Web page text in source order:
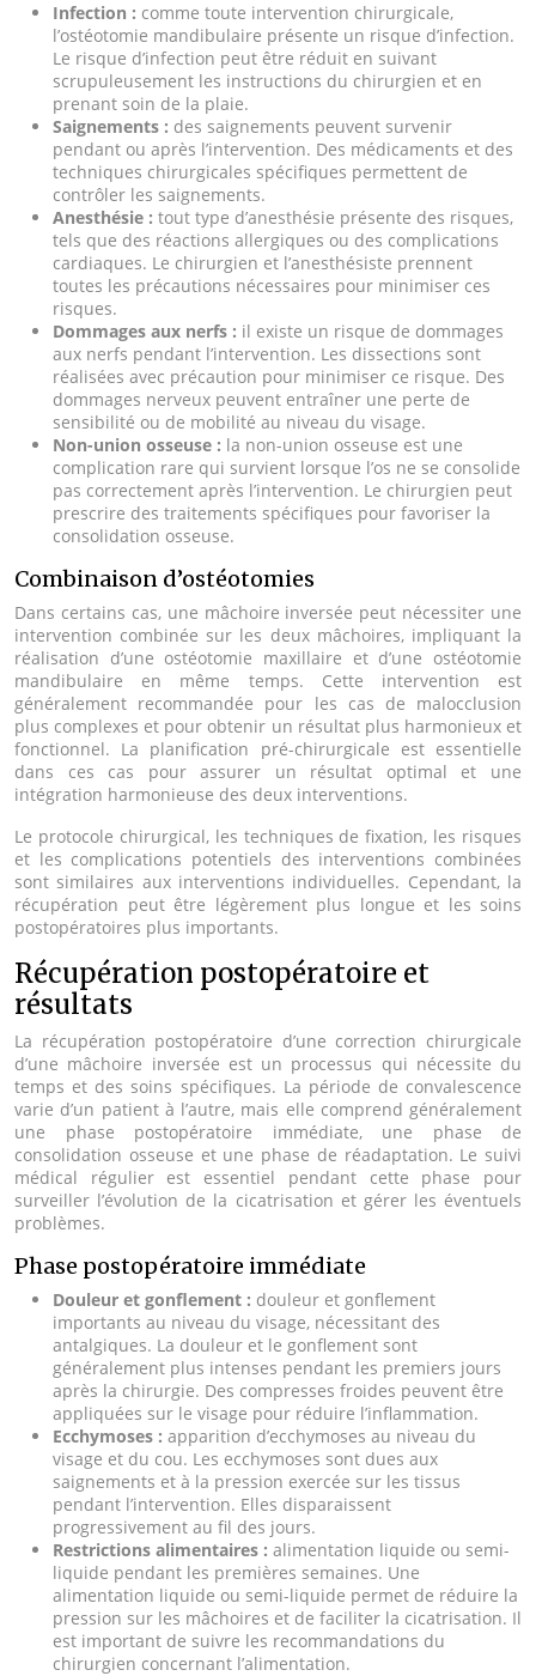
Infection : comme toute intervention chirurgicale,
l’ostéotomie mandibulaire présente un risque d’infection.
Le risque d’infection peut être réduit en suivant
scrupuleusement les instructions du chirurgien et en
prenant soin de la plaie.
Saignements : des saignements peuvent survenir
pendant ou après l’intervention. Des médicaments et des
techniques chirurgicales spécifiques permettent de
contrôler les saignements.
Anesthésie : tout type d’anesthésie présente des risques,
tels que des réactions allergiques ou des complications
cardiaques. Le chirurgien et l’anesthésiste prennent
toutes les précautions nécessaires pour minimiser ces
risques.
Dommages aux nerfs : il existe un risque de dommages
aux nerfs pendant l’intervention. Les dissections sont
réalisées avec précaution pour minimiser ce risque. Des
dommages nerveux peuvent entraîner une perte de
sensibilité ou de mobilité au niveau du visage.
Non-union osseuse : la non-union osseuse est une
complication rare qui survient lorsque l’os ne se consolide
pas correctement après l’intervention. Le chirurgien peut
prescrire des traitements spécifiques pour favoriser la
consolidation osseuse.
Combinaison d’ostéotomies
Dans certains cas, une mâchoire inversée peut nécessiter une
intervention combinée sur les deux mâchoires, impliquant la
réalisation d’une ostéotomie maxillaire et d’une ostéotomie
mandibulaire en même temps. Cette intervention est
généralement recommandée pour les cas de malocclusion
plus complexes et pour obtenir un résultat plus harmonieux et
fonctionnel. La planification pré-chirurgicale est essentielle
dans ces cas pour assurer un résultat optimal et une
intégration harmonieuse des deux interventions.
Le protocole chirurgical, les techniques de fixation, les risques
et les complications potentiels des interventions combinées
sont similaires aux interventions individuelles. Cependant, la
récupération peut être légèrement plus longue et les soins
postopératoires plus importants.
Récupération postopératoire et
résultats
La récupération postopératoire d’une correction chirurgicale
d’une mâchoire inversée est un processus qui nécessite du
temps et des soins spécifiques. La période de convalescence
varie d’un patient à l’autre, mais elle comprend généralement
une phase postopératoire immédiate, une phase de
consolidation osseuse et une phase de réadaptation. Le suivi
médical régulier est essentiel pendant cette phase pour
surveiller l’évolution de la cicatrisation et gérer les éventuels
problèmes.
Phase postopératoire immédiate
Douleur et gonflement : douleur et gonflement
importants au niveau du visage, nécessitant des
antalgiques. La douleur et le gonflement sont
généralement plus intenses pendant les premiers jours
après la chirurgie. Des compresses froides peuvent être
appliquées sur le visage pour réduire l’inflammation.
Ecchymoses : apparition d’ecchymoses au niveau du
visage et du cou. Les ecchymoses sont dues aux
saignements et à la pression exercée sur les tissus
pendant l’intervention. Elles disparaissent
progressivement au fil des jours.
Restrictions alimentaires : alimentation liquide ou semi-
liquide pendant les premières semaines. Une
alimentation liquide ou semi-liquide permet de réduire la
pression sur les mâchoires et de faciliter la cicatrisation. Il
est important de suivre les recommandations du
chirurgien concernant l’alimentation.